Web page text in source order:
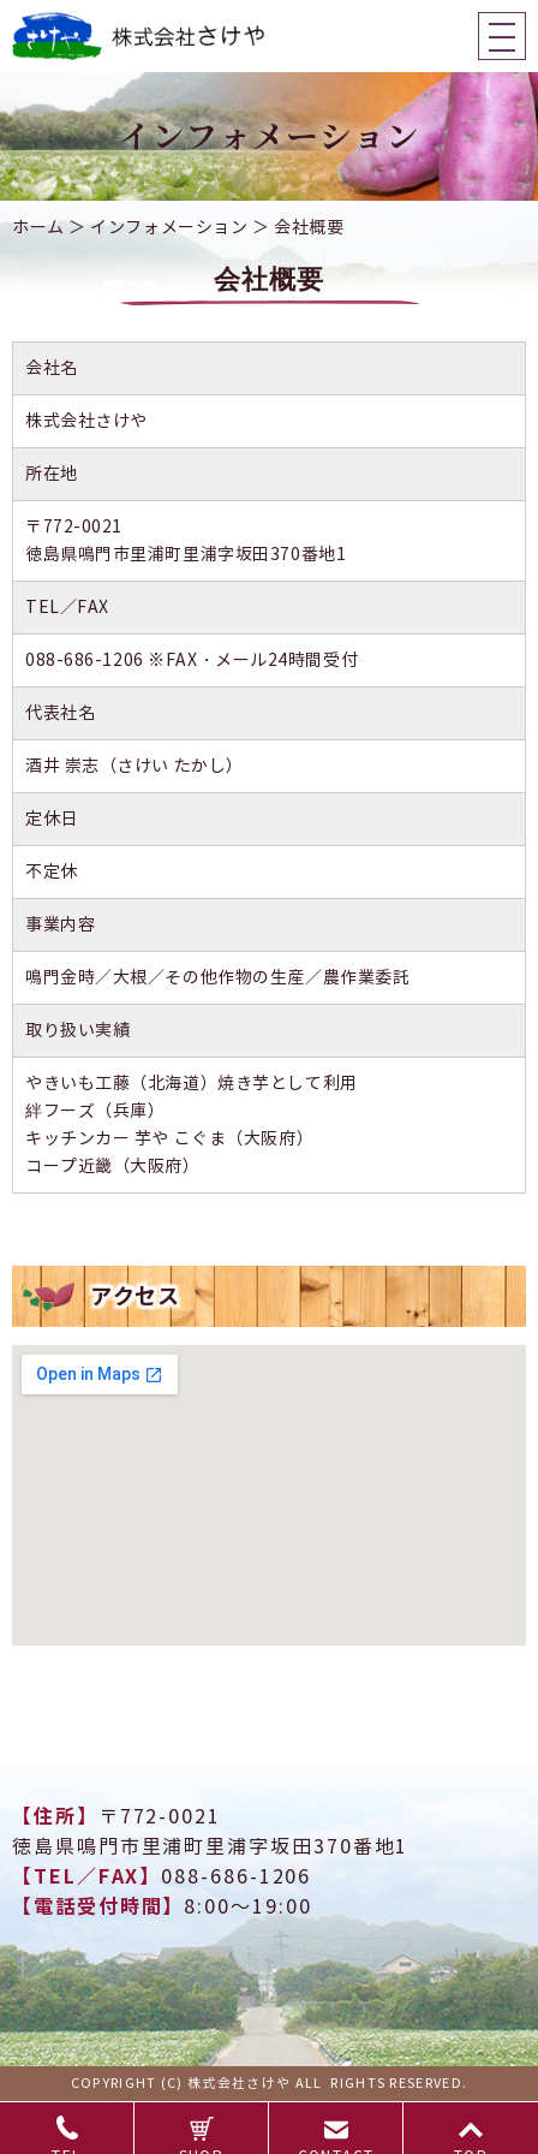
ホーム ＞ インフォメーション ＞ 会社概要
会社概要
会社名
株式会社さけや
所在地
〒772-0021
徳島県鳴門市里浦町里浦字坂田370番地1
TEL／FAX
088-686-1206 ※FAX・メール24時間受付
代表社名
酒井 崇志（さけい たかし）
定休日
不定休
事業内容
鳴門金時／大根／その他作物の生産／農作業委託
取り扱い実績
やきいも工藤（北海道）焼き芋として利用
絆フーズ（兵庫）
キッチンカー 芋や こぐま（大阪府）
コープ近畿（大阪府）
アクセス
【住所】
〒772-0021
徳島県鳴門市里浦町里浦字坂田370番地1
【TEL／FAX】 088-686-1206
【電話受付時間】 8:00～19:00
COPYRIGHT (C) 株式会社さけや ALL RIGHTS RESERVED.